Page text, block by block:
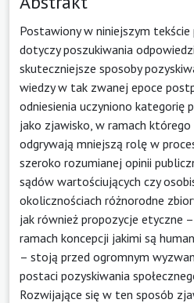
Postawiony w niniejszym
dotyczy poszukiwania
skuteczniejsze sposoby
wiedzy w tak zwanej epoce
odniesienia uczyniono kategorię
jako zjawisko, w ramach
odgrywają mniejszą rolę w
szeroko rozumianej opinii
sądów wartościujących czy
okolicznościach różnorodne
jak również propozycje etyczne
ramach koncepcji jakimi są
– stoją przed ogromnym
postaci pozyskiwania
Rozwijające się w ten sposób